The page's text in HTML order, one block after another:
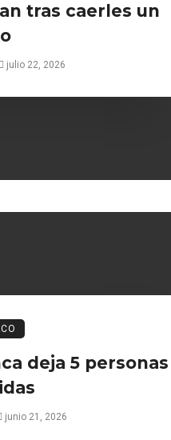
tras caerles un
julio 22, 2026
deja 5 personas
junio 21, 2026